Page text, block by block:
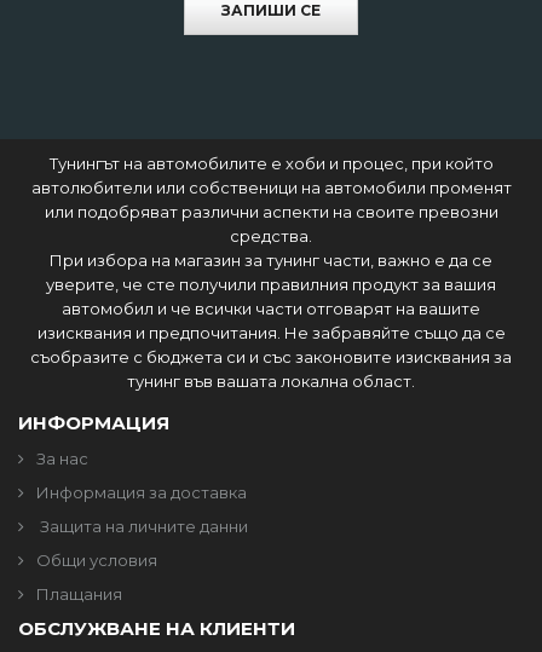
ЗАПИШИ СЕ
Тунингът на автомобилите е хоби и процес, при който
автолюбители или собственици на автомобили променят
или подобряват различни аспекти на своите превозни
средства.
При избора на магазин за тунинг части, важно е да се
уверите, че сте получили правилния продукт за вашия
автомобил и че всички части отговарят на вашите
изисквания и предпочитания. Не забравяйте също да се
съобразите с бюджета си и със законовите изисквания за
тунинг във вашата локална област.
ИНФОРМАЦИЯ
За нас
Информация за доставка
Защита на личните данни
Общи условия
Плащания
ОБСЛУЖВАНЕ НА КЛИЕНТИ